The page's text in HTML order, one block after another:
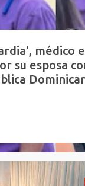
médico
su esposa